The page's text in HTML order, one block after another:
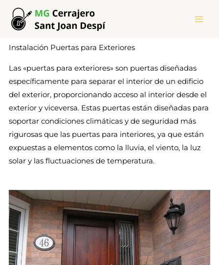
contenido
Instalación Puertas para Exteriores
Las «puertas para exteriores» son puertas diseñadas
específicamente para separar el interior de un edificio
del exterior, proporcionando acceso al interior desde el
exterior y viceversa. Estas puertas están diseñadas para
soportar condiciones climáticas y de seguridad más
rigurosas que las puertas para interiores, ya que están
expuestas a elementos como la lluvia, el viento, la luz
solar y las fluctuaciones de temperatura.